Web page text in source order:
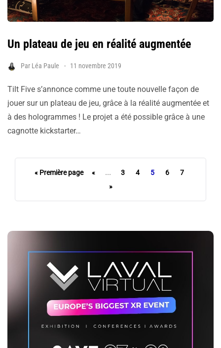
Un plateau de jeu en réalité augmentée
Par Léa Paule 11 novembre 2019
Tilt Five s’annonce comme une toute nouvelle façon de
jouer sur un plateau de jeu, grâce à la réalité augmentée et
à des hologrammes ! Le projet a été possible grâce à une
cagnotte kickstarter…
« Première page « ... 3 4 5 6
7
»